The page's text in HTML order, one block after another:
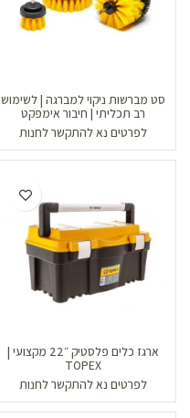
סט מברשות ניקוי למברגה | לשימוש
רב תכליתי | חיבור אימפקט
לפרטים נא להתקשר לחנות
ארגז כלים פלסטיק ״22 מקצועי |
TOPEX
לפרטים נא להתקשר לחנות